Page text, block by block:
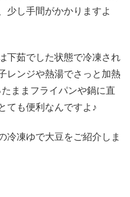
少し手間がかかりますよ
下茹でした状態で冷凍され
レンジや熱湯でさっと加熱
ままフライパンや鍋に直
ても便利なんですよ♪
冷凍ゆで大豆をご紹介しま